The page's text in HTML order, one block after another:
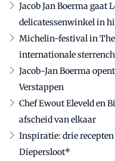
Jacob Jan Boerma gaat
delicatessenwinkel in
Michelin-festival in The
internationale
Jacob-Jan Boerma
Verstappen
Chef Ewout Eleveld en
afscheid van elkaar
Inspiratie: drie
Diepersloot*